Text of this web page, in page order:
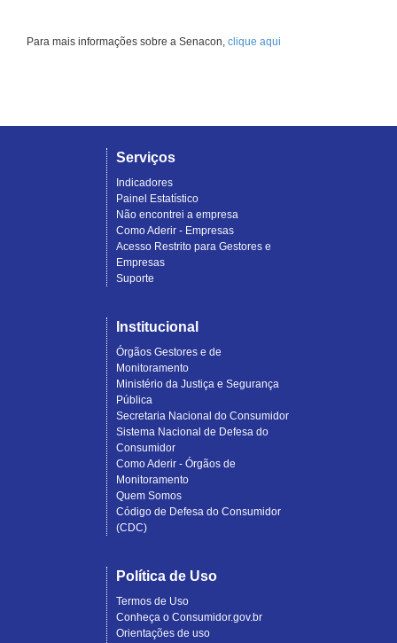
Para mais informações sobre a Senacon, clique aqui
Serviços
Indicadores
Painel Estatístico
Não encontrei a empresa
Como Aderir - Empresas
Acesso Restrito para Gestores e
Empresas
Suporte
Institucional
Órgãos Gestores e de
Monitoramento
Ministério da Justiça e Segurança
Pública
Secretaria Nacional do Consumidor
Sistema Nacional de Defesa do
Consumidor
Como Aderir - Órgãos de
Monitoramento
Quem Somos
Código de Defesa do Consumidor
(CDC)
Política de Uso
Termos de Uso
Conheça o Consumidor.gov.br
Orientações de uso